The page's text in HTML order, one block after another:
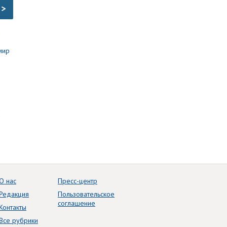
>
нас
рубрики
Пресс-центр
Пользовательское
соглашение